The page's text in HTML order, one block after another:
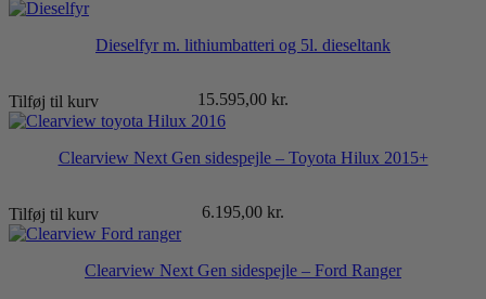
Dieselfyr m. lithiumbatteri og 5l. dieseltank
15.595,00 kr.
Tilføj til kurv
Clearview Next Gen sidespejle – Toyota Hilux 2015+
6.195,00 kr.
Tilføj til kurv
Clearview Next Gen sidespejle – Ford Ranger